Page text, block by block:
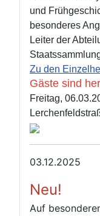
und
besonderes
Leiter der
Zu den
Gäste sind
Freitag,
03.12.2025
Neu!
Auf